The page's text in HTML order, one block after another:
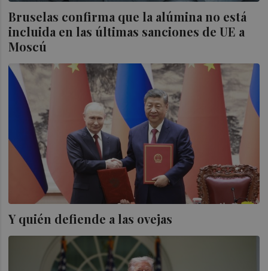
Bruselas confirma que la alúmina no está
incluida en las últimas sanciones de UE a
Moscú
Y quién defiende a las ovejas